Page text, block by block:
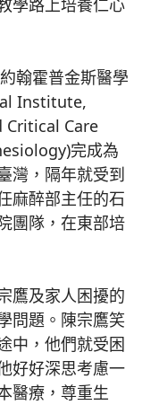
學路上培養仁心
翰霍普金斯醫學
Institute,
Care
完成為
灣，隔年就受到
麻醉部主任的石
團隊，在東部培
及家人困擾的
問題。陳宗鷹笑
中，他們就受困
好好深思考慮一
醫療，尊重生